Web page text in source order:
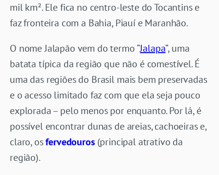
mil km². Ele fica no centro-leste do Tocantins e
faz fronteira com a Bahia, Piauí e Maranhão.
O nome Jalapão vem do termo “Jalapa“, uma
batata típica da região que não é comestível. É
uma das regiões do Brasil mais bem preservadas
e o acesso limitado faz com que ela seja pouco
explorada – pelo menos por enquanto. Por lá, é
possível encontrar dunas de areias, cachoeiras e,
claro, osfervedouros (principal atrativo da
região).